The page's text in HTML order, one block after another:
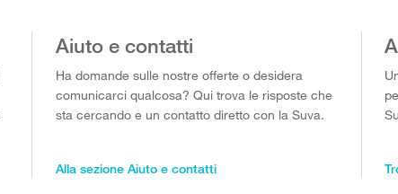
Aiuto e contatti
Ha domande sulle nostre offerte o desidera
comunicarci qualcosa? Qui trova le risposte che
sta cercando e un contatto diretto con la Suva.
Alla sezione Aiuto e contatti